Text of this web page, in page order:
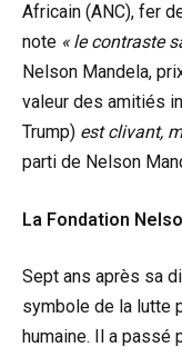
Africain (ANC), fer
note « le contraste
Nelson Mandela,
valeur des amitiés
Trump) est clivant,
parti de Nelson
La Fondation
Sept ans après sa
symbole de la lutte
humaine. Il a